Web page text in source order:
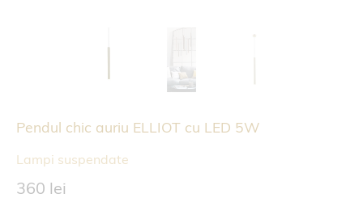
Pendul chic auriu ELLIOT cu LED 5W
Lampi suspendate
360 lei